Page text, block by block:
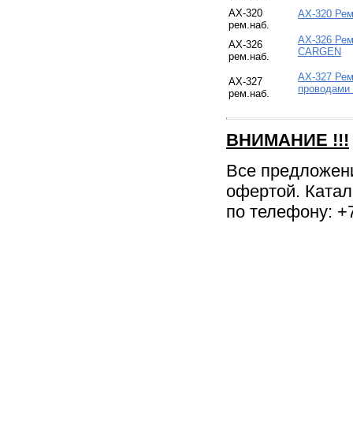
АХ-320
рем.наб.
АХ-320
АХ-326
рем.наб.
АХ-326
CARGEN
АХ-327
рем.наб.
АХ-327
проводами
ВНИМАНИЕ !!!
Все
офертой.
по телефону: